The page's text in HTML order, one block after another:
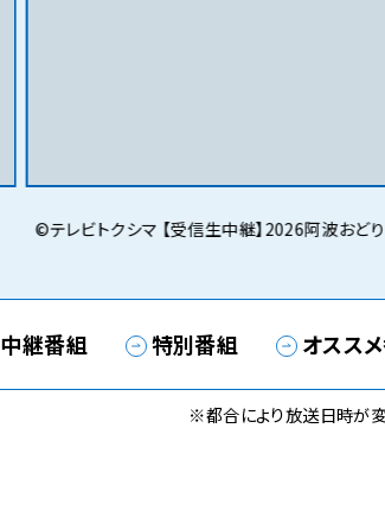
©テレビトクシマ 【受信生中継】2026阿波おどり
中継番組 特別番組 オスス
※都合により放送日時が変